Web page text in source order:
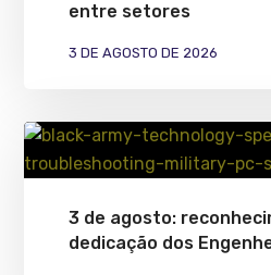
entre setores
3 DE AGOSTO DE 2026
3 de agosto:
dedicação dos